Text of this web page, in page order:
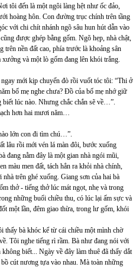
tôi đến là một ngôi làng hệt như ốc đảo,
hoàng hôn. Con đường trục chính trên tầng
với chi chít nhánh ngõ sâu hun hút dẫn vào
được ghép bằng gốm. Ngõ hẹp, nhà chật,
nền đất cao, phía trước là khoảng sân
và một lò gốm đang lên khói trắng.
mới kịp chuyến đò rồi vuốt tóc tôi: “Thi ở
bố mẹ nghe chưa? Đồ của bố mẹ nhớ giữ
lúc nào. Nhưng chắc chắn sẽ về…”.
hơn hai mươi năm…
lớn con đi tìm chú…”.
lâu rồi mới vén lá màn đôi, bước xuống
đang nằm đây là một gian nhà ngói mũi,
màu men đất, tách hẳn ra khỏi nhà chính,
trên ghé xuống. Giang sơn của hai bà
thở - tiếng thở lúc mát ngọt, nhẹ và trong
những buổi chiều thu, có lúc lại ấm sực và
một lần, đêm giao thừa, trong lư gốm, khói
thấy bà khóc kể từ cái chiều một mình chờ
Tôi nghe tiếng rì rầm. Bà như đang nói với
biết... Ngày về đây làm thuê đã thấy dắt
cút nương tựa vào nhau. Mà toàn những